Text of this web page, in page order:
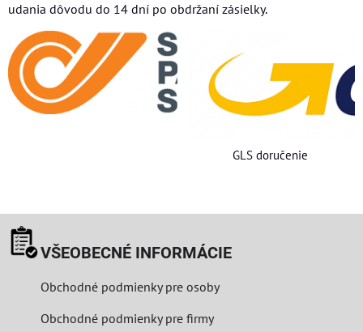
udania dôvodu do 14 dní po obdržaní zásielky.
GLS doručenie
VŠEOBECNÉ INFORMÁCIE
Obchodné podmienky pre osoby
Obchodné podmienky pre firmy